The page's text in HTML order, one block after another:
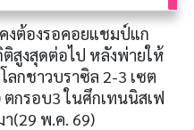
งต้องรอคอยแชมป์แก
สูงสุดต่อไป หลังพ่ายให้
ลกชาวบราซิล 2-3 เซต
กรอบ3 ในศึกเทนนิสเฟ
(29 พ.ค. 69)